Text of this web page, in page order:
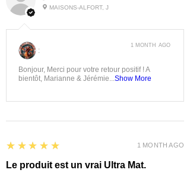
MAISONS-ALFORT, J
:
Bonjour, Merci pour votre retour positif ! A
bientôt, Marianne & Jérémie...Show More
1 MONTH AGO
5
★★★★★
Le produit est un vrai Ultra Mat.
1 MONTH AGO